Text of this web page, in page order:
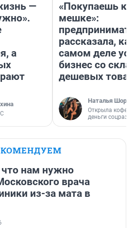
—
а
«Покупаешь
мешке»:
рассказала,
самом деле
бизнес со
дешевых
Наталья
Открыла
деньги
что нам нужно
врача
из-за мата в